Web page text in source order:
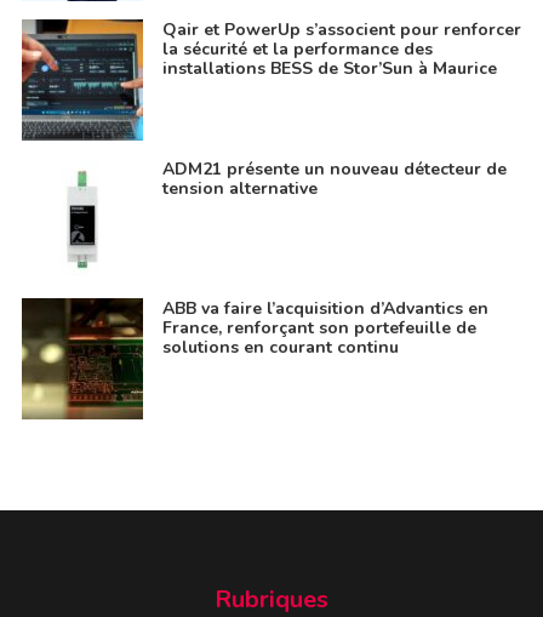
Qair et PowerUp s’associent pour renforcer
la sécurité et la performance des
installations BESS de Stor’Sun à Maurice
ADM21 présente un nouveau détecteur de
tension alternative
ABB va faire l’acquisition d’Advantics en
France, renforçant son portefeuille de
solutions en courant continu
Rubriques